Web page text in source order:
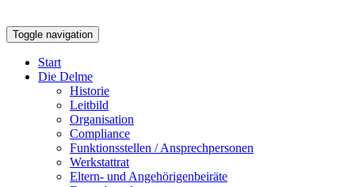
Toggle navigation
Start
Die Delme
Historie
Leitbild
Organisation
Compliance
Funktionsstellen / Ansprechpersonen
Werkstattrat
Eltern- und Angehörigenbeiräte